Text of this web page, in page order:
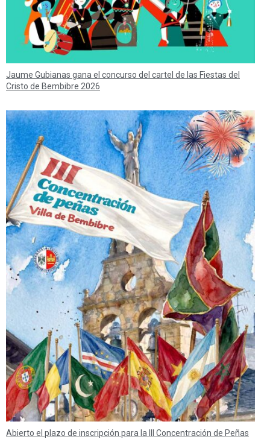
Jaume Gubianas gana el concurso del cartel de las Fiestas del
Cristo de Bembibre 2026
Abierto el plazo de inscripción para la III Concentración de Peñas